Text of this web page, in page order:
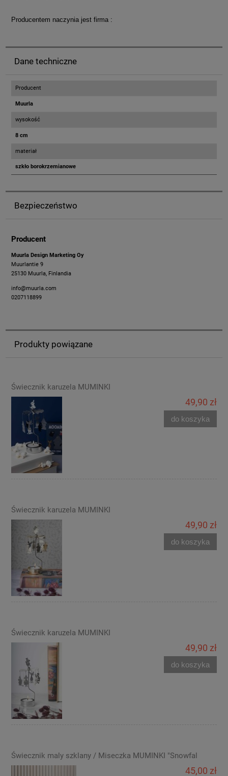
Producentem naczynia jest firma :
Dane techniczne
Producent
Muurla
wysokość
8 cm
materiał
szkło borokrzemianowe
Bezpieczeństwo
Producent
Muurla Design Marketing Oy
Muurlantie 9
25130 Muurla, Finlandia
info@muurla.com
0207118899
Produkty powiązane
Świecznik karuzela MUMINKI
49,90 zł
do koszyka
Świecznik karuzela MUMINKI
49,90 zł
do koszyka
Świecznik karuzela MUMINKI
49,90 zł
do koszyka
Świecznik maly szklany / Miseczka MUMINKI "Snowfal
45,00 zł